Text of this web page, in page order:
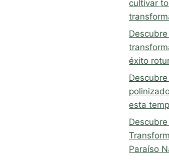
cultivar
éxito
esta
Paraíso